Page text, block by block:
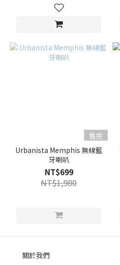
售完
Urbanista Memphis 無線藍
牙喇叭
NT$699
NT$1,980
關於我們